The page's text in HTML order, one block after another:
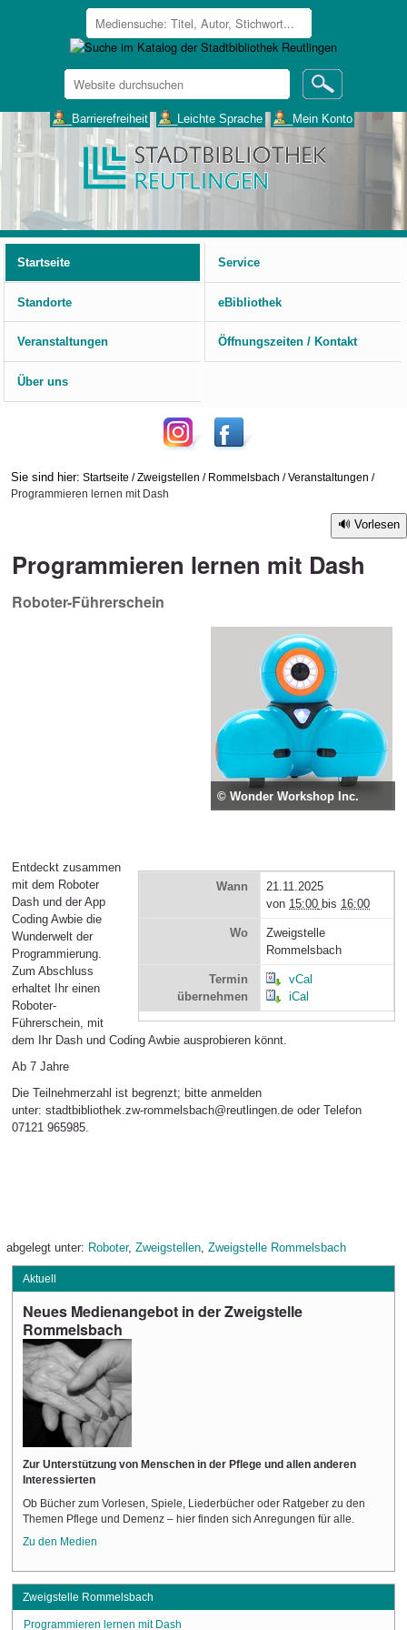
Website
durchsuchen
___Barrierefreiheit ___Leichte Sprache ___Mein Konto
Startseite
Service
Standorte eBibliothek
Veranstaltungen Öffnungszeiten / Kontakt
Über uns
Sie sind hier: Startseite /Zweigstellen / Rommelsbach /Veranstaltungen /
Programmieren lernen mit Dash
Vorlesen
Programmieren lernen mit Dash
Roboter-Führerschein
© Wonder Workshop Inc.
Wann
21.11.2025
von 15:00 bis 16:00
Wo
Zweigstelle
Rommelsbach
Termin
übernehmen
vCal
iCal
Entdeckt zusammen
mit dem Roboter
Dash und der App
Coding Awbie die
Wunderwelt der
Programmierung.
Zum Abschluss
erhaltet Ihr einen
Roboter-
Führerschein, mit
dem Ihr Dash und Coding Awbie ausprobieren könnt.
Ab 7 Jahre
Die Teilnehmerzahl ist begrenzt; bitte anmelden
unter: stadtbibliothek.zw-rommelsbach@reutlingen.de oder Telefon
07121 965985.
abgelegt unter: Roboter, Zweigstellen Zweigstelle Rommelsbach
Aktuell
Neues Medienangebot in der Zweigstelle
Rommelsbach
Zur Unterstützung von Menschen in der Pflege und allen anderen
Interessierten
Ob Bücher zum Vorlesen, Spiele, Liederbücher oder Ratgeber zu den
Themen Pflege und Demenz – hier finden sich Anregungen für alle.
Zu den Medien
Zweigstelle Rommelsbach
Programmieren lernen mit Dash